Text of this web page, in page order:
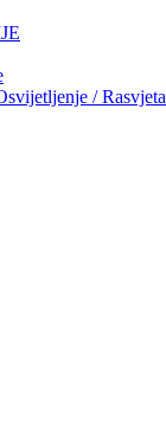
/ Rasvjeta